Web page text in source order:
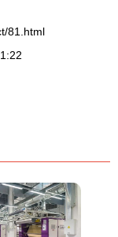
81.html